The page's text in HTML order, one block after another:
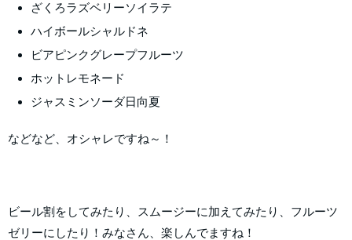
ざくろラズベリーソイラテ
ハイボールシャルドネ
ビアピンクグレープフルーツ
ホットレモネード
ジャスミンソーダ日向夏
などなど、オシャレですね～！
ビール割をしてみたり、スムージーに加えてみたり、フルーツ
ゼリーにしたり！みなさん、楽しんでますね！